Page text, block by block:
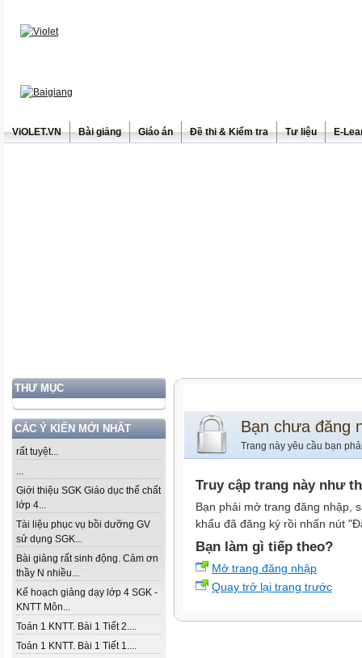
ViOLET.VN Bài giảng Giáo án Đề thi & Kiểm tra Tư liệu E-
THƯ MỤC
CÁC Ý KIẾN MỚI NHẤT
rất tuyệt...
...
Giới thiệu SGK Giáo dục thể chất
lớp 4...
Tài liệu phục vụ bồi dưỡng GV
sử dụng SGK...
Bài giảng rất sinh động. Cảm ơn
thầy N nhiều...
Kế hoạch giảng dạy lớp 4 SGK -
KNTT Môn...
Toán 1 KNTT. Bài 1 Tiết 2....
Toán 1 KNTT. Bài 1 Tiết 1....
Bạn chưa đăng
Trang này yêu cầu bạn
Truy cập trang này như
Bạn phải mở trang đăng nhập,
khẩu đã đăng ký rồi nhấn nút
Bạn làm gì tiếp theo?
Mở trang đăng nhập
Quay trở lại trang trước